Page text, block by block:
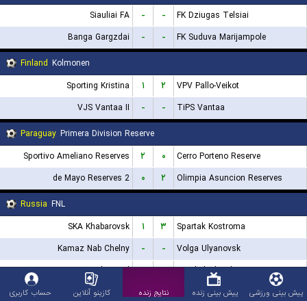
Siauliai FA
- -
FK Dziugas Telsiai
Banga Gargzdai
- -
FK Suduva Marijampole
Finland Kolmonen
Sporting Kristina
۱ ۲
VPV Pallo-Veikot
VJS Vantaa II
- -
TiPS Vantaa
Paraguay Primera Division Reserve
Sportivo Ameliano Reserves
۲ ۰
Cerro Porteno Reserve
2 de Mayo Reserves
۰ ۲
Olimpia Asuncion Reserves
Russia FNL
SKA Khabarovsk
۱ ۳
Spartak Kostroma
Kamaz Nab Chelny
- -
Volga Ulyanovsk
Rotor Volgograd
- -
FC Chelyabinsk
Veles Moscow
- - FK Leningradets پیش بینی ورزشی پیش بینی زنده نتایج زنده کازینو آنلاین حساب کاربری